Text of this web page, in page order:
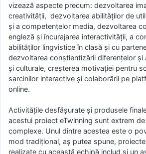
vizează aspecte precum: dezvoltarea
creativității, dezvoltarea abilităților de
și a competențelor media, dezvoltarea
engleză și încurajarea interactivității, a
abilităților lingvistice în clasă și cu
dezvoltarea conștientizării diferențelor și
și culturale, creșterea motivației pentru
sarcinilor interactive și colaborării pe
online.
Activitățile desfășurate și produsele
acestui proiect eTwinning sunt extrem
complexe. Unul dintre acestea este o
mod tradițional, aș putea spune,
realizate cu această echipă includ și un